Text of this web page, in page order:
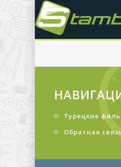
Турецкие
Обратная